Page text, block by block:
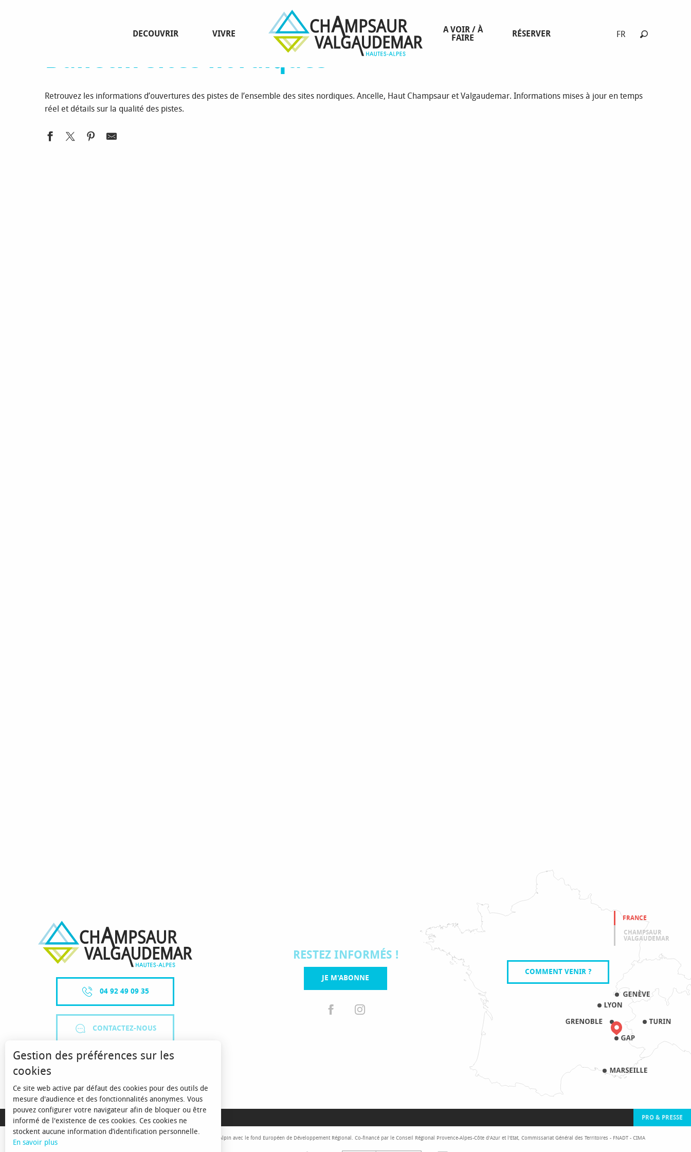
FR
DECOUVRIR VIVRE
A VOIR / À
FAIRE
RÉSERVER
Ancelle site nordique
Bulletin sites nordiques
Retrouvez les informations d’ouvertures des pistes de l’ensemble des sites nordiques. Ancelle, Haut Champsaur et Valgaudemar. Informations mises à jour en temps
réel et détails sur la qualité des pistes.
04 92 49 09 35
CONTACTEZ-NOUS
RESTEZ INFORMÉS !
JE M'ABONNE
FRANCE
CHAMPSAUR
VALGAUDEMAR
COMMENT VENIR ?
MENTIONS LÉGALES PRO & PRESSE
Avec le concours de l'Union Européenne. L'Europe s'engage sur le Massif Alpin avec le fond Européen de Développement Régional. Co-financé par le Conseil Régional Provence-Alpes-Côte d'Azur et l'Etat, Commissariat Général des Territoires - FNADT - CIMA
Gestion des préférences sur les
cookies
Ce site web active par défaut des cookies pour des outils de
mesure d'audience et des fonctionnalités anonymes. Vous
pouvez configurer votre navigateur afin de bloquer ou être
informé de l'existence de ces cookies. Ces cookies ne
stockent aucune information d’identification personnelle.
En savoir plus